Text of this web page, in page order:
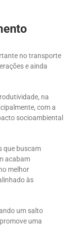
no transporte
e ainda
na
com a
socioambiental
que buscam
acabam
melhor
às
um salto
uma